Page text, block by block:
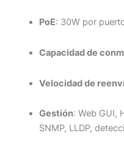
PoE: 30W por
Capacidad de
Velocidad de
Gestión: Web GUI,
SNMP, LLDP,